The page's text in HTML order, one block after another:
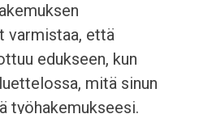
varmistaa, että
edukseen, kun
mitä sinun
työhakemukseesi.